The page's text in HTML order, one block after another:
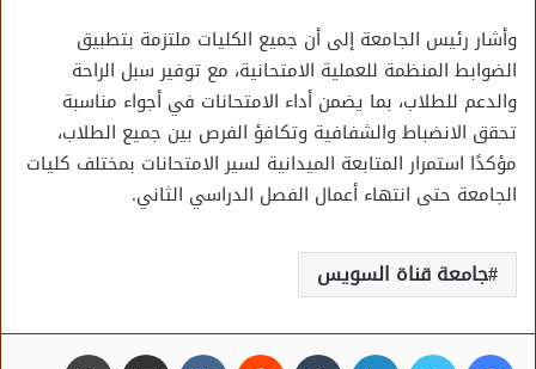
وأشار رئيس الجامعة إلى أن جميع الكليات ملتزمة بتطبيق
الضوابط المنظمة للعملية الامتحانية، مع توفير سبل الراحة
والدعم للطلاب، بما يضمن أداء الامتحانات في أجواء مناسبة
تحقق الانضباط والشفافية وتكافؤ الفرص بين جميع الطلاب،
مؤكدًا استمرار المتابعة الميدانية لسير الامتحانات بمختلف كليات
الجامعة حتى انتهاء أعمال الفصل الدراسي الثاني.
جامعة قناة السويس
فيسبوك تويتر لينكدإن مشاركة عبر البريد